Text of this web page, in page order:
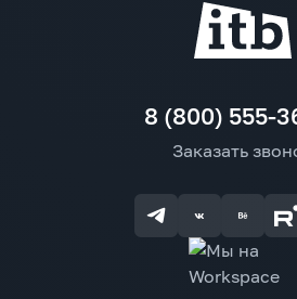
8 (800) 555-
Заказать